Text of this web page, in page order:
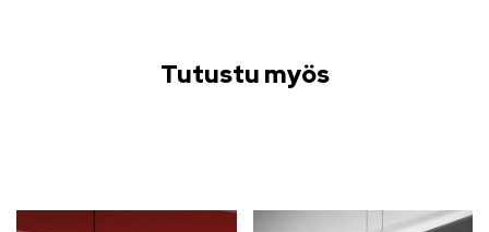
Tutustu myös